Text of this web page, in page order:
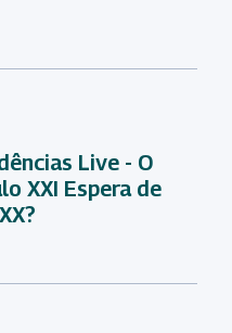
Live - O
XXI Espera de